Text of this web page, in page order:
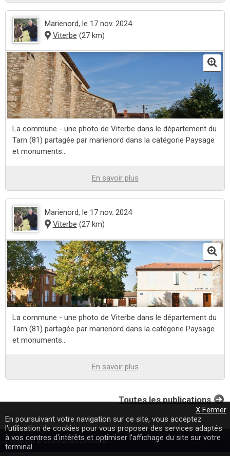
Marienord, le 17 nov. 2024
Viterbe (27 km)
La commune - une photo de Viterbe dans le département du
Tarn (81) partagée par marienord dans la catégorie Paysage
et monuments...
En savoir plus
Marienord, le 17 nov. 2024
Viterbe (27 km)
La commune - une photo de Viterbe dans le département du
Tarn (81) partagée par marienord dans la catégorie Paysage
et monuments...
En savoir plus
Toutes les publications
Copyright © 2009-2020 Loomji.fr
X Fermer
En poursuivant votre navigation sur ce site, vous acceptez
l'utilisation de cookies pour vous proposer des services adaptés
à vos centres d'intérêts et optimiser l'affichage du site sur votre
terminal.